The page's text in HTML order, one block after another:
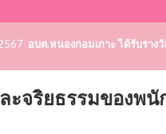
อบต.หนองกอมเกาะ ได้รับรา
จริยธรรมของพนั